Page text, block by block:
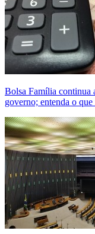
Bolsa Família continua
governo; entenda o que